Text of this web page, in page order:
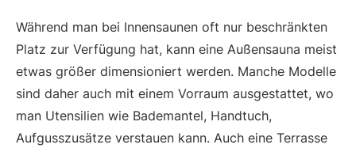
Während man bei Innensaunen oft nur beschränkten
Platz zur Verfügung hat, kann eine Außensauna meist
etwas größer dimensioniert werden. Manche Modelle
sind daher auch mit einem Vorraum ausgestattet, wo
man Utensilien wie Bademantel, Handtuch,
Aufgusszusätze verstauen kann. Auch eine Terrasse